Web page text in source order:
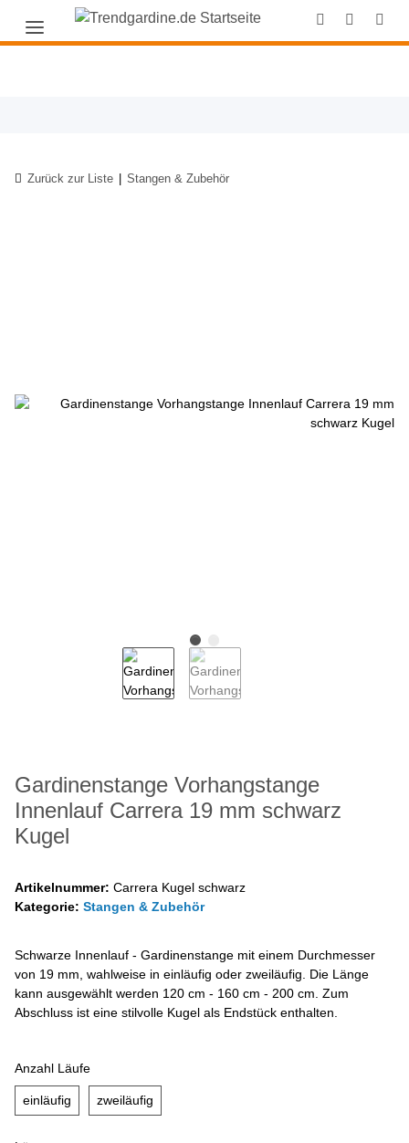
Zurück zur Liste Stangen & Zubehör
Gardinenstange Vorhangstange
Innenlauf Carrera 19 mm schwarz
Kugel
Artikelnummer: Carrera Kugel schwarz
Kategorie: Stangen & Zubehör
Schwarze Innenlauf - Gardinenstange mit einem Durchmesser
von 19 mm, wahlweise in einläufig oder zweiläufig. Die Länge
kann ausgewählt werden 120 cm - 160 cm - 200 cm. Zum
Abschluss ist eine stilvolle Kugel als Endstück enthalten.
Anzahl Läufe
einläufig einläufigzweiläufig